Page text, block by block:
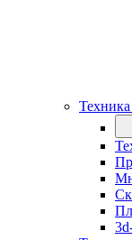
Техника